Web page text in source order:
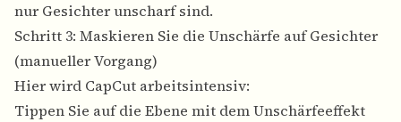
nur Gesichter unscharf sind.
Schritt 3: Maskieren Sie die Unschärfe auf Gesichter
(manueller Vorgang)
Hier wird CapCut arbeitsintensiv:
Tippen Sie auf die Ebene mit dem Unschärfeeffekt